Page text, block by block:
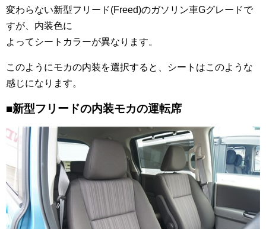
変わらない新型フリード(Freed)のガソリン車Gグレードで
すが、内装色に
よってシートカラーが異なります。
このようにモカの内装を選択すると、シートはこのような
感じになります。
■新型フリードの内装モカの運転席